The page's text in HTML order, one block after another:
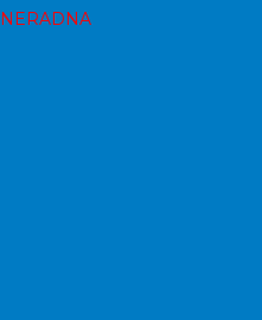
NERADNA